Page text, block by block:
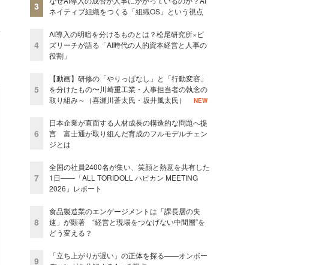
3
ネイティブ組織をつくる「組織OS」という視点
4
AI導入の明暗を分けるものとは？松尾研究所×ビ
ズリーチが語る「AI時代の人的資本経営と人事の
役割」
5
【動画】研修の「やりっぱなし」と「行動変容」
を分けたもの〜川崎重工業・人事担当者の執念の
取り組み～（喜瀬川蒼太氏・坂井風太氏）
NEW
6
日本企業が直面する人材成長の構造的な問題へ提
言 富士通が取り組んだ育成のフルモデルチェン
ジとは
7
全国の社員2400名が集い、笑顔と熱意を共有した
1日――「ALL TORIDOLL ハピカン MEETING
2026」レポート
8
食品製造業のエンゲージメントは「課長層の失
速」が顕著 “経営と現場をつなげない中間層”を
どう変える？
9
「立ち上がりが遅い」の正体を探る——オンボー